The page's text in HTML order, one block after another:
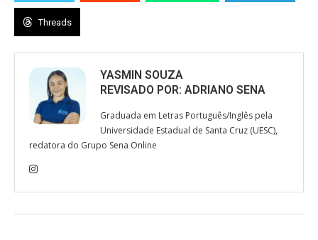
Threads
YASMIN SOUZA
REVISADO POR: ADRIANO SENA
Graduada em Letras Português/Inglês pela
Universidade Estadual de Santa Cruz (UESC),
redatora do Grupo Sena Online